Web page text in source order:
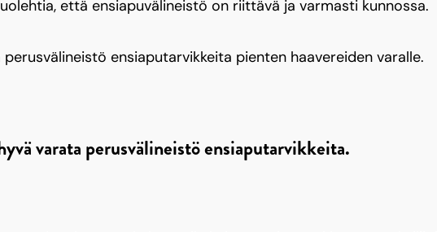
että ensiapuvälineistö on riittävä ja varmasti kunnossa.
ensiaputarvikkeita pienten haavereiden varalle.
varata perusvälineistö ensiaputarvikkeita.